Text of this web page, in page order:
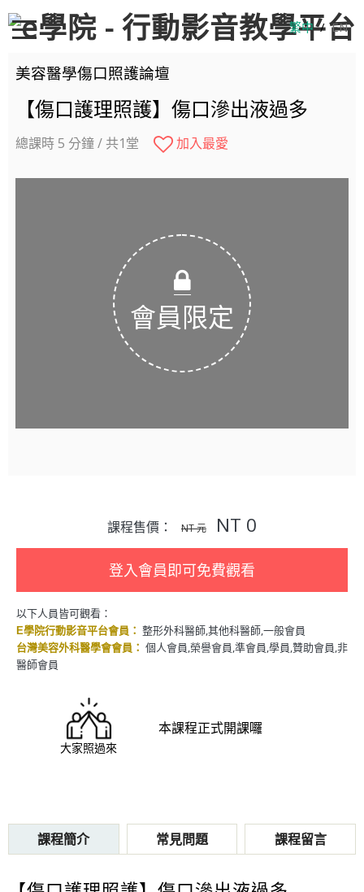
繁中 / EN
美容醫學傷口照護論壇
【傷口護理照護】傷口滲出液過多
總課時 5 分鐘 / 共1堂 加入最愛
會員限定
本課程正式開課囉
大家照過來
課程售價： NT 元 NT 0
登入會員即可免費觀看
以下人員皆可觀看：
E學院行動影音平台會員： 整形外科醫師,其他科醫師,一般會員
台灣美容外科醫學會會員： 個人會員,榮譽會員,準會員,學員,贊助會員,非
醫師會員
課程簡介 常見問題 課程留言